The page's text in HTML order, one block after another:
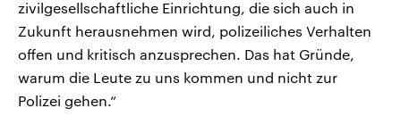
zivilgesellschaftliche Einrichtung, die sich auch in
Zukunft herausnehmen wird, polizeiliches Verhalten
offen und kritisch anzusprechen. Das hat Gründe,
warum die Leute zu uns kommen und nicht zur
Polizei gehen.“